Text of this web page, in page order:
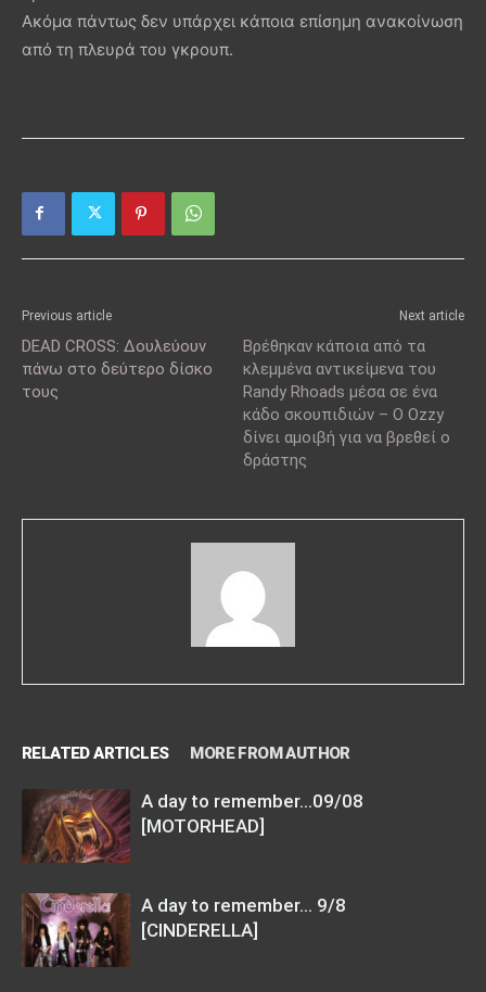
Ακόμα πάντως δεν υπάρχει κάποια επίσημη ανακοίνωση
από τη πλευρά του γκρουπ.
Previous article
DEAD CROSS: Δουλεύουν
πάνω στο δεύτερο δίσκο
τους
Next article
Βρέθηκαν κάποια από τα
κλεμμένα αντικείμενα του
Randy Rhoads μέσα σε ένα
κάδο σκουπιδιών – O Ozzy
δίνει αμοιβή για να βρεθεί ο
δράστης
RELATED ARTICLES MORE FROM AUTHOR
A day to remember…09/08
[MOTORHEAD]
A day to remember… 9/8
[CINDERELLA]